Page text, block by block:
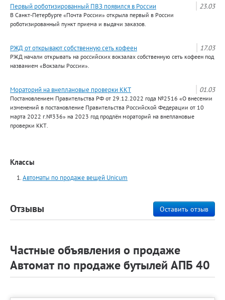
23.03
Первый роботизированный ПВЗ появился в России
В Санкт-Петербурге «Почта России» открыла первый в России
роботизированный пункт приема и выдачи заказов.
17.03
РЖД от открывают собственную сеть кофеен
РЖД начали открывать на российских вокзалах собственную сеть кофеен под
названием «Вокзалы России».
01.03
Мораторий на внеплановые проверки ККТ
Постановлением Правительства РФ от 29.12.2022 года №2516 «О внесении
изменений в постановление Правительства Российской Федерации от 10
марта 2022 г.№336» на 2023 год продлён мораторий на внеплановые
проверки ККТ.
Классы
Автоматы по продаже вещей Unicum
Оставить отзыв
Отзывы
Частные объявления о продаже
Автомат по продаже бутылей АПБ 40